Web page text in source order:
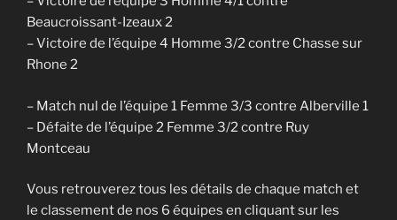
Beaucroissant-Izeaux 2
– Victoire de l’équipe 4 Homme 3/2 contre Chasse sur
Rhone 2
– Match nul de l’équipe 1 Femme 3/3 contre Alberville 1
– Défaite de l’équipe 2 Femme 3/2 contre Ruy
Montceau
Vous retrouverez tous les détails de chaque match et
le classement de nos 6 équipes en cliquant sur les